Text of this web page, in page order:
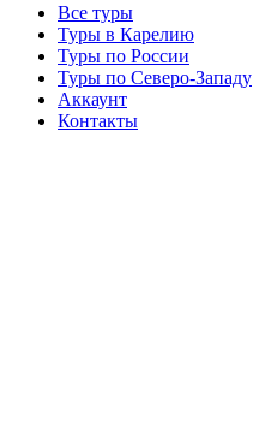
Все туры
Туры в Карелию
Туры по России
Туры по Северо-Западу
Аккаунт
Контакты